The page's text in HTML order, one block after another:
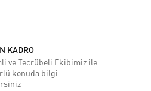
KADRO
ve Tecrübeli Ekibimiz ile
konuda bilgi